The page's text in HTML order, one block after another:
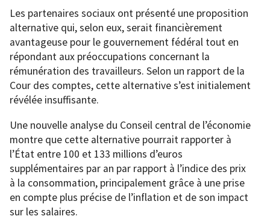
Les partenaires sociaux ont présenté une proposition
alternative qui, selon eux, serait financièrement
avantageuse pour le gouvernement fédéral tout en
répondant aux préoccupations concernant la
rémunération des travailleurs. Selon un rapport de la
Cour des comptes, cette alternative s’est initialement
révélée insuffisante.
Une nouvelle analyse du Conseil central de l’économie
montre que cette alternative pourrait rapporter à
l’État entre 100 et 133 millions d’euros
supplémentaires par an par rapport à l’indice des prix
à la consommation, principalement grâce à une prise
en compte plus précise de l’inflation et de son impact
sur les salaires.